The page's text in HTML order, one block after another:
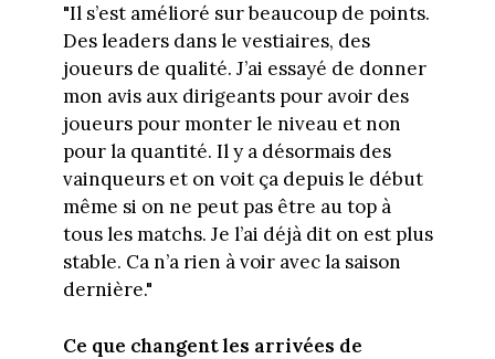
"Il s’est amélioré sur beaucoup de points.
Des leaders dans le vestiaires, des
joueurs de qualité. J’ai essayé de donner
mon avis aux dirigeants pour avoir des
joueurs pour monter le niveau et non
pour la quantité. Il y a désormais des
vainqueurs et on voit ça depuis le début
même si on ne peut pas être au top à
tous les matchs. Je l’ai déjà dit on est plus
stable. Ca n’a rien à voir avec la saison
dernière."
Ce que changent les arrivées de